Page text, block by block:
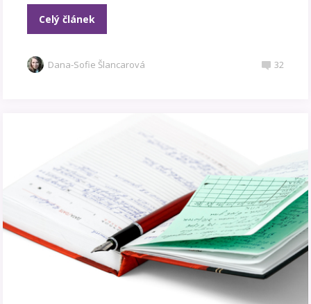
Celý článek
Dana-Sofie Šlancarová 32